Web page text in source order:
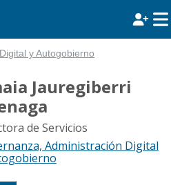
y Autogobierno
Jauregiberri
de Servicios
Administración Digital